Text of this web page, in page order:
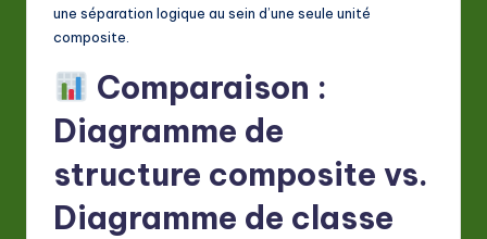
une séparation logique au sein d’une seule unité
composite.
Comparaison :
Diagramme de
structure composite vs.
Diagramme de classe